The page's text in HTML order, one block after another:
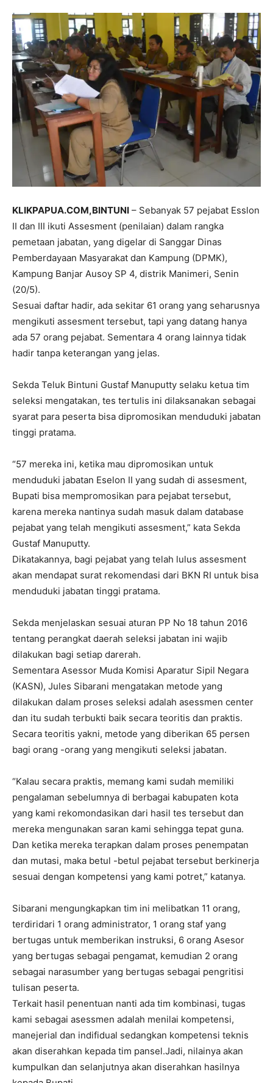
KLIKPAPUA.COM,BINTUNI – Sebanyak 57 pejabat Esslon
II dan III ikuti Assesment (penilaian) dalam rangka
pemetaan jabatan, yang digelar di Sanggar Dinas
Pemberdayaan Masyarakat dan Kampung (DPMK),
Kampung Banjar Ausoy SP 4, distrik Manimeri, Senin
(20/5).
Sesuai daftar hadir, ada sekitar 61 orang yang seharusnya
mengikuti assesment tersebut, tapi yang datang hanya
ada 57 orang pejabat. Sementara 4 orang lainnya tidak
hadir tanpa keterangan yang jelas.
Sekda Teluk Bintuni Gustaf Manuputty selaku ketua tim
seleksi mengatakan, tes tertulis ini dilaksanakan sebagai
syarat para peserta bisa dipromosikan menduduki jabatan
tinggi pratama.
“57 mereka ini, ketika mau dipromosikan untuk
menduduki jabatan Eselon II yang sudah di assesment,
Bupati bisa mempromosikan para pejabat tersebut,
karena mereka nantinya sudah masuk dalam database
pejabat yang telah mengikuti assesment,” kata Sekda
Gustaf Manuputty.
Dikatakannya, bagi pejabat yang telah lulus assesment
akan mendapat surat rekomendasi dari BKN RI untuk bisa
menduduki jabatan tinggi pratama.
Sekda menjelaskan sesuai aturan PP No 18 tahun 2016
tentang perangkat daerah seleksi jabatan ini wajib
dilakukan bagi setiap darerah.
Sementara Asessor Muda Komisi Aparatur Sipil Negara
(KASN), Jules Sibarani mengatakan metode yang
dilakukan dalam proses seleksi adalah asessmen center
dan itu sudah terbukti baik secara teoritis dan praktis.
Secara teoritis yakni, metode yang diberikan 65 persen
bagi orang -orang yang mengikuti seleksi jabatan.
“Kalau secara praktis, memang kami sudah memiliki
pengalaman sebelumnya di berbagai kabupaten kota
yang kami rekomondasikan dari hasil tes tersebut dan
mereka mengunakan saran kami sehingga tepat guna.
Dan ketika mereka terapkan dalam proses penempatan
dan mutasi, maka betul -betul pejabat tersebut berkinerja
sesuai dengan kompetensi yang kami potret,” katanya.
Sibarani mengungkapkan tim ini melibatkan 11 orang,
terdiridari 1 orang administrator, 1 orang staf yang
bertugas untuk memberikan instruksi, 6 orang Asesor
yang bertugas sebagai pengamat, kemudian 2 orang
sebagai narasumber yang bertugas sebagai pengritisi
tulisan peserta.
Terkait hasil penentuan nanti ada tim kombinasi, tugas
kami sebagai asessmen adalah menilai kompetensi,
manejerial dan indifidual sedangkan kompetensi teknis
akan diserahkan kepada tim pansel.Jadi, nilainya akan
kumpulkan dan selanjutnya akan diserahkan hasilnya